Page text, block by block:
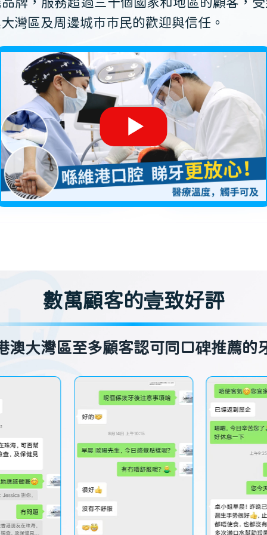
牌，服務超過三十個國家和地區的顧客，
灣區及周邊城市市民的歡迎與信任。
數萬顧客的壹致好評
澳大灣區至多顧客認可同口碑推薦的